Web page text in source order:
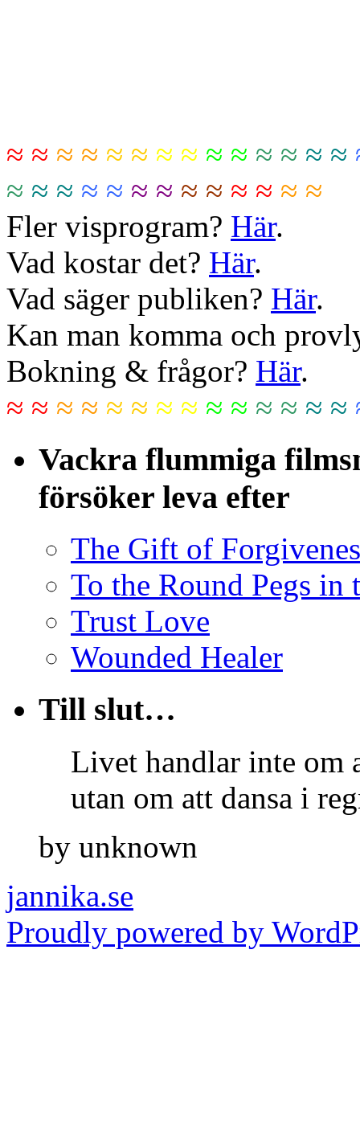
≈ ≈ ≈ ≈ ≈ ≈ ≈ ≈ ≈ ≈ ≈ ≈ ≈ ≈
≈ ≈ ≈ ≈ ≈ ≈ ≈ ≈ ≈ ≈ ≈ ≈ ≈
Fler visprogram? Här.
Vad kostar det? Här.
Vad säger publiken? Här.
Kan man komma och
Bokning & frågor? Här.
≈ ≈ ≈ ≈ ≈ ≈ ≈ ≈ ≈ ≈ ≈ ≈ ≈ ≈
Vackra flummiga
försöker leva efter
The Gift of
To the Round Pegs in
Trust Love
Wounded Healer
Till slut…
Livet handlar inte om
utan om att dansa i
by unknown
jannika.se
Proudly powered by